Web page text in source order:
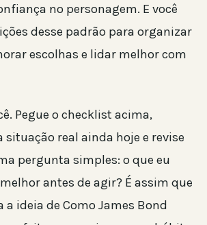
no personagem. E você
desse padrão para organizar
escolhas e lidar melhor com
Pegue o checklist acima,
real ainda hoje e revise
pergunta simples: o que eu
antes de agir? É assim que
ideia de Como James Bond